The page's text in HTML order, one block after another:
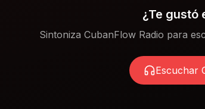
¿Te gustó
Sintoniza CubanFlow Radio para
Escuchar